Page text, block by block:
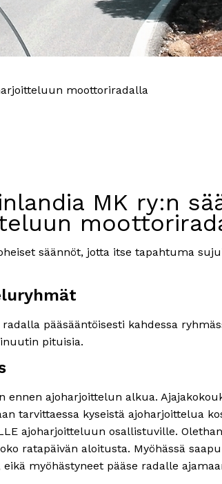
moottoriradalla
MK ry:n
säännöt, jotta itse tapahtuma
pääsääntöisesti kahdessa
pituisia.
ennen ajoharjoittelun alkua.
tarvittaessa kyseistä ajoharjoittelua
ajoharjoitteluun osallistuville.
ratapäivän aloitusta. Myöhässä
myöhästyneet pääse radalle